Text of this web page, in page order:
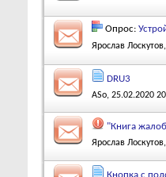
Опрос:
Ярослав Лоскутов
DRU3
ASo, 25.02.2020
"Книга
Ярослав Лоскутов
Кнопка с